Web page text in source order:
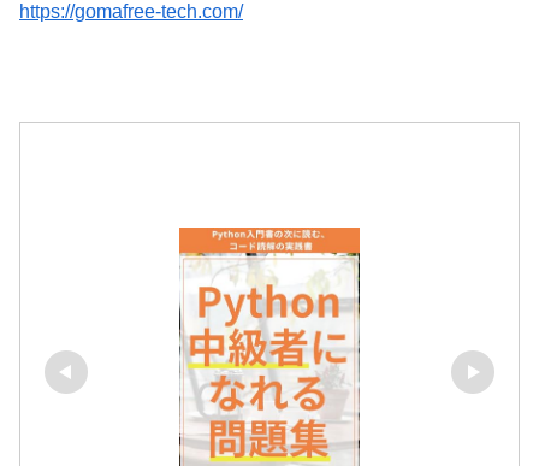
https://gomafree-tech.com/